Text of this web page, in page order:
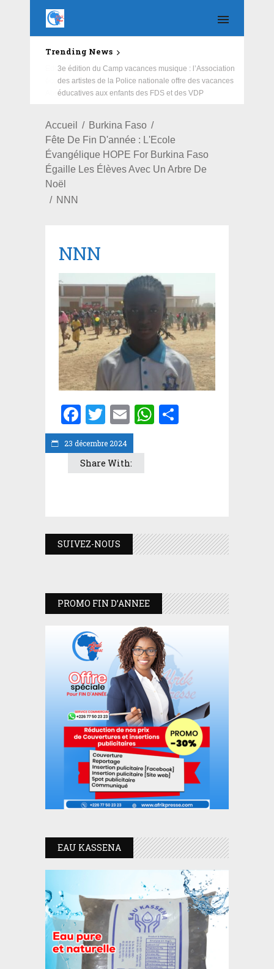
Trending News
Education : la fédération de la Russie rénove les
écoles primaire et collège du Camp Général
Aboubacar Sangoulé Lamizana
Accueil
Burkina Faso
Fête De Fin D'année : L'Ecole
Évangélique HOPE For Burkina Faso
Égaille Les Élèves Avec Un Arbre De
Noël
NNN
23 décembre 2024
NNN
Facebook
Twitter
EmailWhatsApp
Share With:
SUIVEZ-NOUS
PROMO FIN D’ANNEE
EAU KASSENA